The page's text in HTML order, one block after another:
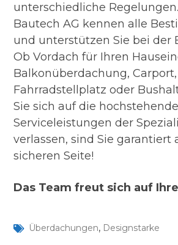
unterschiedliche
Bautech AG kennen alle
und unterstützen Sie bei der
Ob Vordach für Ihren
Balkonüberdachung,
Fahrradstellplatz oder
Sie sich auf die
Serviceleistungen der
verlassen, sind Sie garantiert
sicheren Seite!
Das Team freut sich auf
Überdachungen, Designstarke